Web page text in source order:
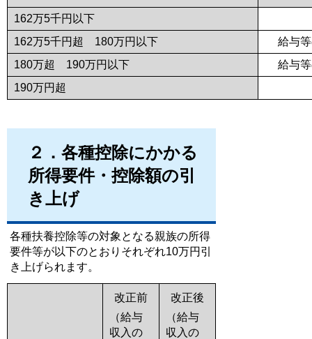
162万5千円以下
162万5千円超 180万円以下
給与
180万超 190万円以下
給与
190万円超
２．各種控除にかかる
所得要件・控除額の引
き上げ
各種扶養控除等の対象となる親族の所得
要件等が以下のとおりそれぞれ10万円引
き上げられます。
改正前
（給与
収入の
改正後
（給与
収入の